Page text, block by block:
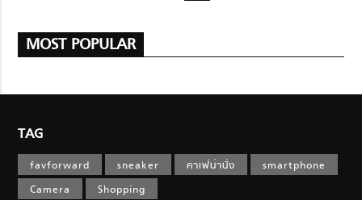
MOST POPULAR
TAG
favforward sneaker คาเฟ่น่านั่ง
smartphone
Camera
Shopping